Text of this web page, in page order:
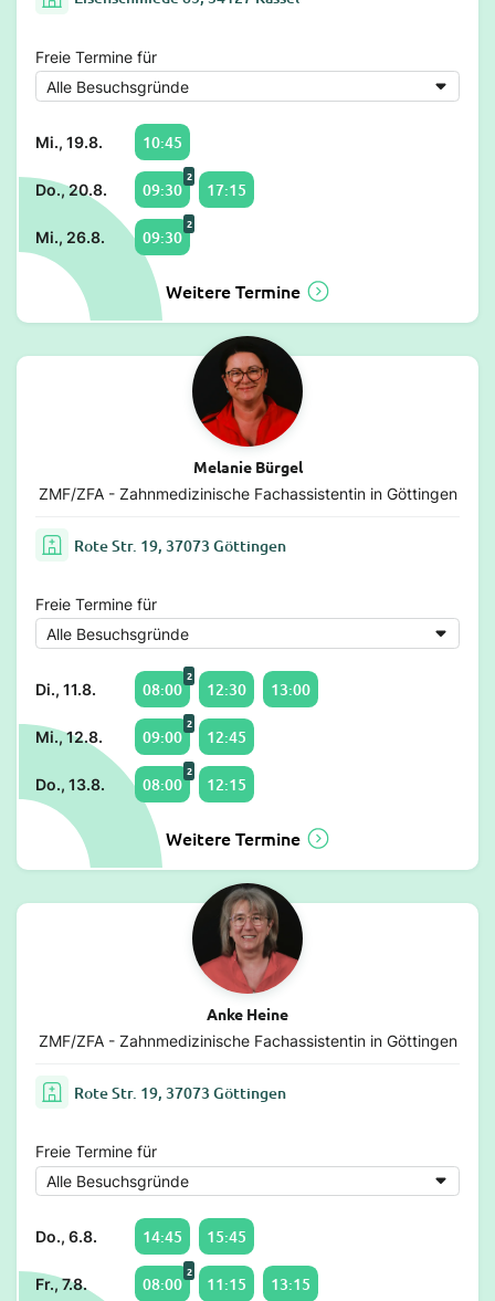
Freie Termine für
Mi., 19.8. 10:45
Do., 20.8. 09:30
2
17:15
Mi., 26.8. 09:30
2
Weitere Termine
Melanie Bürgel
ZMF/ZFA - Zahnmedizinische Fachassistentin in Göttingen
Rote Str. 19, 37073 Göttingen
Freie Termine für
Di., 11.8. 08:00
2
12:30 13:00
Mi., 12.8. 09:00
2
12:45
Do., 13.8. 08:00
2
12:15
Weitere Termine
Anke Heine
ZMF/ZFA - Zahnmedizinische Fachassistentin in Göttingen
Rote Str. 19, 37073 Göttingen
Freie Termine für
Do., 6.8. 14:45 15:45
Fr., 7.8. 08:00
2
11:15 13:15